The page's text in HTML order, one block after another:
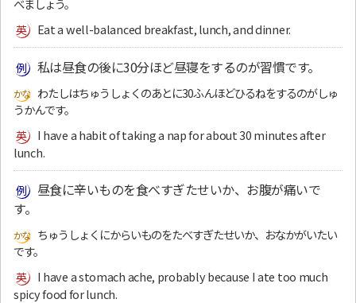
べましょう。
Eat a well-balanced breakfast, lunch, and dinner.
私は昼食の後に30分ほど昼寝をするのが習慣です。
わたしはちゅうしょくのあとに30ふんほどひるねをするのがしゅ
うかんです。
I have a habit of taking a nap for about 30 minutes after
lunch.
昼食に辛いものを食べすぎたせいか、お腹が痛いで
す。
ちゅうしょくにからいものをたべすぎたせいか、おなかがいたい
です。
I have a stomach ache, probably because I ate too much
spicy food for lunch.